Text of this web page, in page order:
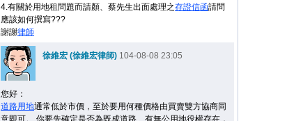
4.有關於用地租問題而請顏、蔡先生出面處理之存證信函請問
應該如何撰寫???
謝謝律師
徐維宏 (徐維宏律師) 104-08-08 23:05
您好：
道路用地通常低於市價，至於要用何種價格由買賣雙方協商同
意即可。 你要先確定是否為既成道路、有無公用地役權存在，